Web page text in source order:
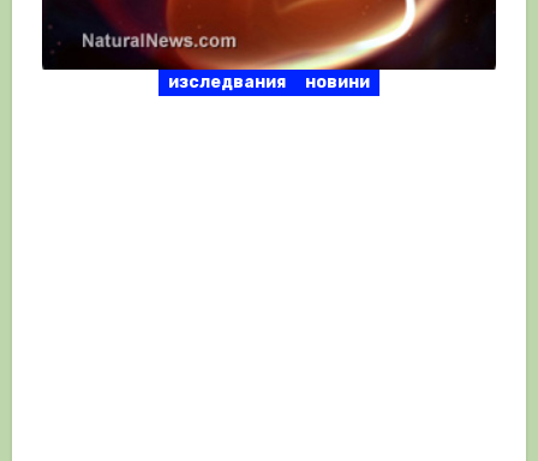
изследвания новини